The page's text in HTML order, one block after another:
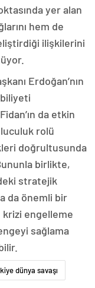
yer alan
hem de
ilişkilerini
Erdoğan’nın
da etkin
rolü
doğrultusunda
birlikte,
stratejik
da önemli bir
krizi engelleme
sağlama
dünya savaşı